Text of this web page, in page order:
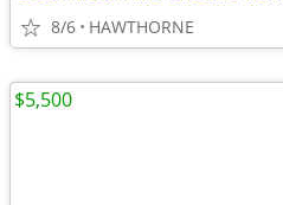
8/6 HAWTHORNE
$5,500